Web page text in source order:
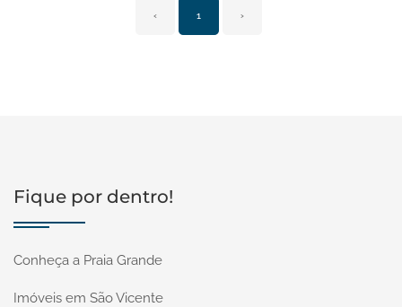
‹ 1 ›
Fique por dentro!
Conheça a Praia Grande
Imóveis em São Vicente